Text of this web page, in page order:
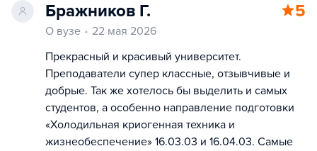
Бражников Г. 5
О вузе
22 мая 2026
Прекрасный и красивый университет.
Преподаватели супер классные, отзывчивые и
добрые. Так же хотелось бы выделить и самых
студентов, а особенно направление подготовки
«Холодильная криогенная техника и
жизнеобеспечение» 16.03.03 и 16.04.03. Самые